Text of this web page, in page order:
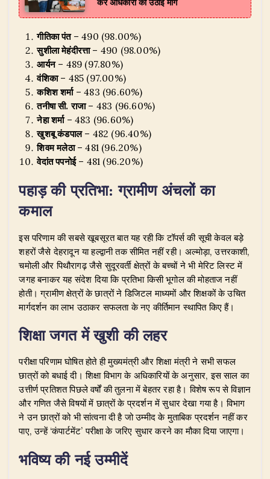
गीतिका पंत– 490 (98.00%)
सुशीला मेहंदीरत्ता– 490 (98.00%)
आर्यन– 489 (97.80%)
वंशिका– 485 (97.00%)
कशिश शर्मा– 483 (96.60%)
तनीषा सी. राजा– 483 (96.60%)
नेहा शर्मा– 483 (96.60%)
खुशबू कंडपाल– 482 (96.40%)
शिवम मलेठा– 481 (96.20%)
वेदांत पपनोई– 481 (96.20%)
पहाड़ की प्रतिभा: ग्रामीण अंचलों का
कमाल
​इस परिणाम की सबसे खूबसूरत बात यह रही कि टॉपर्स की सूची केवल बड़े
शहरों जैसे देहरादून या हल्द्वानी तक सीमित नहीं रही। अल्मोड़ा, उत्तरकाशी,
चमोली और पिथौरागढ़ जैसे सुदूरवर्ती क्षेत्रों के बच्चों ने भी मेरिट लिस्ट में
जगह बनाकर यह संदेश दिया कि प्रतिभा किसी भूगोल की मोहताज नहीं
होती। ग्रामीण क्षेत्रों के छात्रों ने डिजिटल माध्यमों और शिक्षकों के उचित
मार्गदर्शन का लाभ उठाकर सफलता के नए कीर्तिमान स्थापित किए हैं।
शिक्षा जगत में खुशी की लहर
​परीक्षा परिणाम घोषित होते ही मुख्यमंत्री और शिक्षा मंत्री ने सभी सफल
छात्रों को बधाई दी। शिक्षा विभाग के अधिकारियों के अनुसार, इस साल का
उत्तीर्ण प्रतिशत पिछले वर्षों की तुलना में बेहतर रहा है। विशेष रूप से विज्ञान
और गणित जैसे विषयों में छात्रों के प्रदर्शन में सुधार देखा गया है। विभाग
ने उन छात्रों को भी सांत्वना दी है जो उम्मीद के मुताबिक प्रदर्शन नहीं कर
पाए, उन्हें ‘कंपार्टमेंट’ परीक्षा के जरिए सुधार करने का मौका दिया जाएगा।
भविष्य की नई उम्मीदें